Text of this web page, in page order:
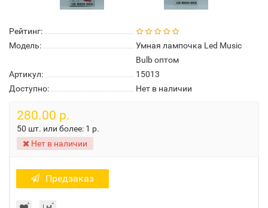
Рейтинг:
Модель:
Умная лампочка Led Music
Bulb оптом
Артикул:
15013
Доступно:
Нет в наличии
280.00 р.
50 шт. или более: 1 р.
Нет в наличии
Предзаказ